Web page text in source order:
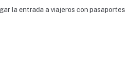
la entrada a viajeros con pasaportes